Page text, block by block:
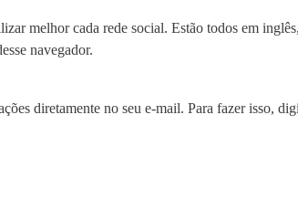
melhor cada rede social. Estão todos em
navegador.
diretamente no seu e-mail. Para fazer isso,